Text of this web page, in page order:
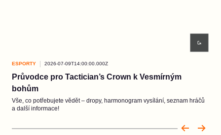
ESPORTY 2026-07-09T14:00:00.000Z
Průvodce pro Tactician’s Crown k Vesmírným
bohům
Vše, co potřebujete vědět – dropy, harmonogram vysílání, seznam hráčů
a další informace!